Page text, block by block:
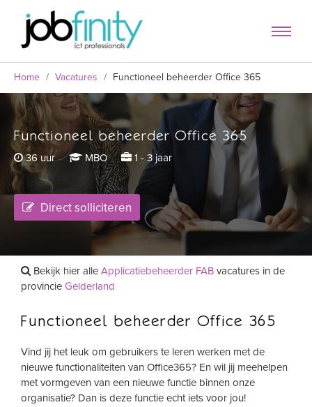
Home / Vacatures / Functioneel beheerder Office 365
formulier
Functioneel beheerder Office 365
36 uur MBO 1 - 3 jaar
Direct solliciteren
Bekijk hier alle Applicatiebeheerder FAB vacatures in de
provincie Gelderland
Functioneel beheerder Office 365
Vind jij het leuk om gebruikers te leren werken met de
nieuwe functionaliteiten van Office365? En wil jij meehelpen
met vormgeven van een nieuwe functie binnen onze
organisatie? Dan is deze functie echt iets voor jou!